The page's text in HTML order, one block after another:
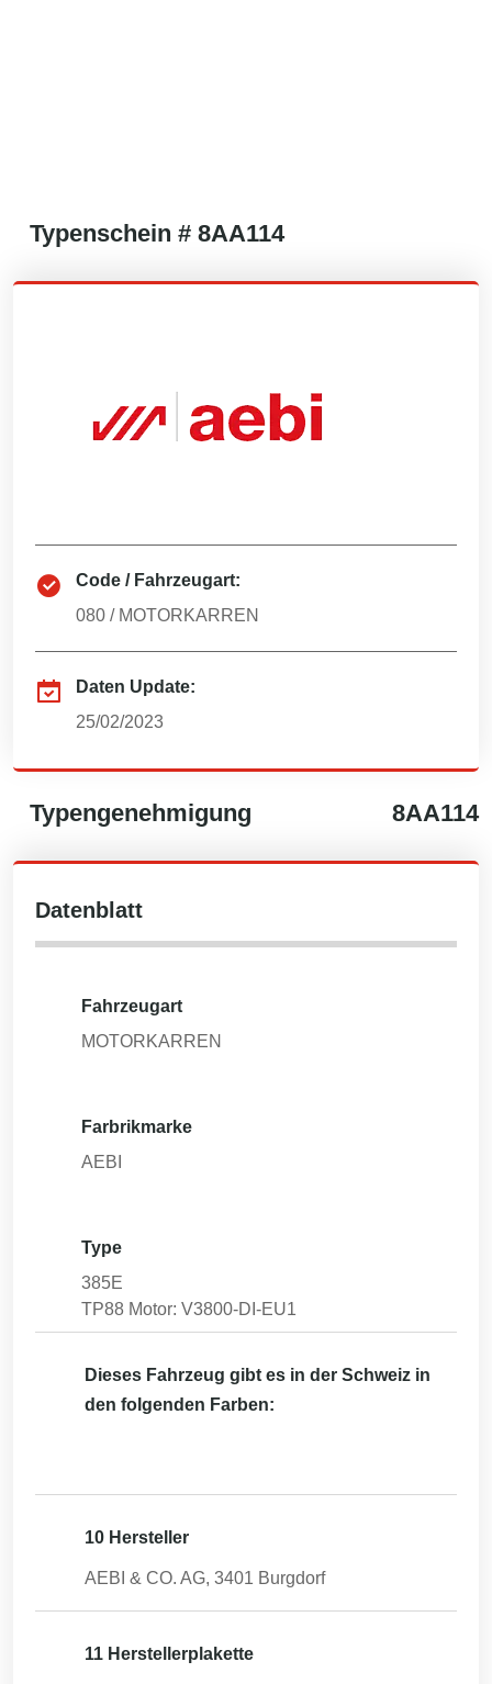
Typenschein # 8AA114
Code / Fahrzeugart:
080 / MOTORKARREN
Daten Update:
25/02/2023
Typengenehmigung 8AA114
Datenblatt
Fahrzeugart
MOTORKARREN
Farbrikmarke
AEBI
Type
385E
TP88 Motor: V3800-DI-EU1
Dieses Fahrzeug gibt es in der Schweiz in
den folgenden Farben:
10 Hersteller
AEBI & CO. AG, 3401 Burgdorf
11 Herstellerplakette